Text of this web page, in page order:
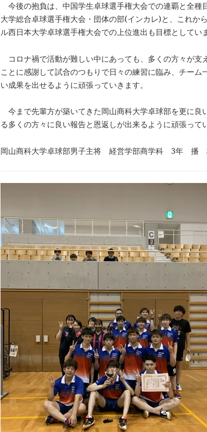
今後の抱負は、中国学生卓球選手権大会での連覇と全種
大学総合卓球選手権大会・団体の部(インカレ)と、これか
ル西日本大学卓球選手権大会での上位進出も目標としてい
コロナ禍で活動が難しい中にあっても、多くの方々が支
ことに感謝して試合のつもりで日々の練習に臨み、チーム
い成果を出せるように頑張っていきます。
今まで先輩方が築いてきた岡山商科大学卓球部を更に良
る多くの方々に良い報告と恩返しが出来るように頑張って
岡山商科大学卓球部男子主将 経営学部商学科 3年 播